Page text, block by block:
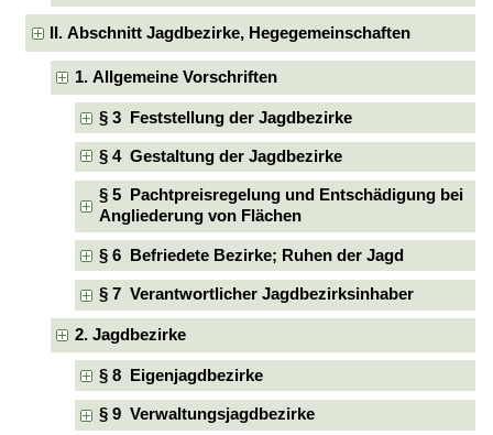
II. Abschnitt Jagdbezirke, Hegegemeinschaften
1. Allgemeine Vorschriften
§ 3 Feststellung der Jagdbezirke
§ 4 Gestaltung der Jagdbezirke
§ 5 Pachtpreisregelung und Entschädigung bei
Angliederung von Flächen
§ 6 Befriedete Bezirke; Ruhen der Jagd
§ 7 Verantwortlicher Jagdbezirksinhaber
2. Jagdbezirke
§ 8 Eigenjagdbezirke
§ 9 Verwaltungsjagdbezirke